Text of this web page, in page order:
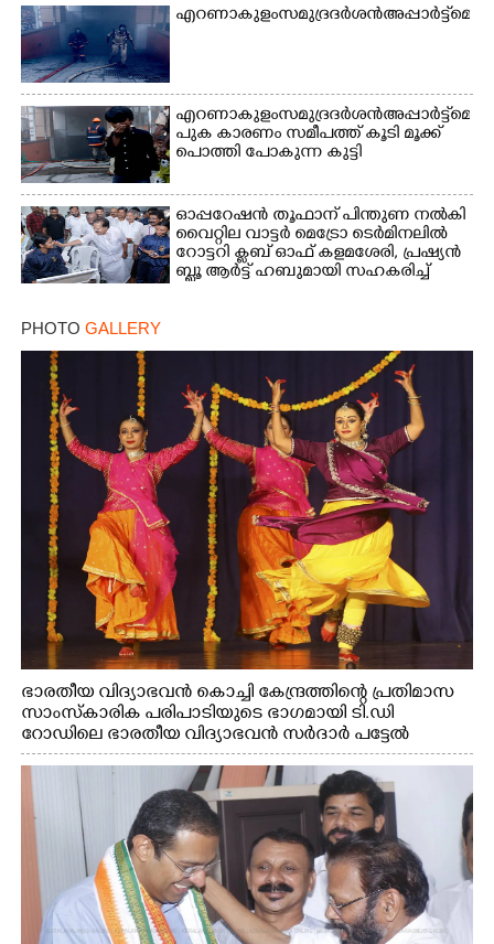
എറണാകുളം സമുദ്ര ദർശൻ
എറണാകുളം സമുദ്ര ദർശൻ
പുക കാരണം സമീപത്ത് കൂടി മൂക്ക്
പൊത്തി പോകുന്ന കുട്ടി
ഓപ്പറേഷൻ തൂഫാന് പിന്തുണ നൽകി
വൈറ്റില വാട്ടർ മെട്രോ ടെർമിനലിൽ
റോട്ടറി ക്ലബ് ഓഫ് കളമശേരി, പ്രഷ്യൻ
ബ്ലൂ ആർട്ട് ഹബുമായി സഹകരിച്ച്
വരയ്ക്കുന്ന കുട്ടികളോട് സൗഹൃദം പങ്ക്
വയ്ക്കുന്നു. ടി.ജെ. വിനോദ്
എം.എൽ.എ, പ്രഷ്യൻ ബ്ലൂ ആർട്ട് ഹബ്
ഡയറക്ടർ ടി.ആർ, സുരേഷ്
തുടങ്ങിയവർ സമീപം
PHOTO GALLERY
ഭാരതീയ വിദ്യാഭവൻ കൊച്ചി കേന്ദ്രത്തിന്റെ പ്രതിമാസ
സാംസ്കാരിക പരിപാടിയുടെ ഭാഗമായി ടി.ഡി
റോഡിലെ ഭാരതീയ വിദ്യാഭവൻ സർദാർ പട്ടേൽ
സഭാഗൃഹത്തിൽ എം. അക്ഷതയുടെ നേതൃത്വത്തിൽ
അവതരിപ്പിച്ച ലയ നമൻ കഥക് നൃത്തത്തിൽ നിന്ന്
Copy Link